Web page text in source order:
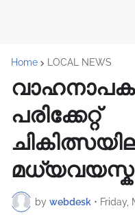
Home LOCAL NEWS
പരിക്കേറ്റ്
by webdesk • Friday,